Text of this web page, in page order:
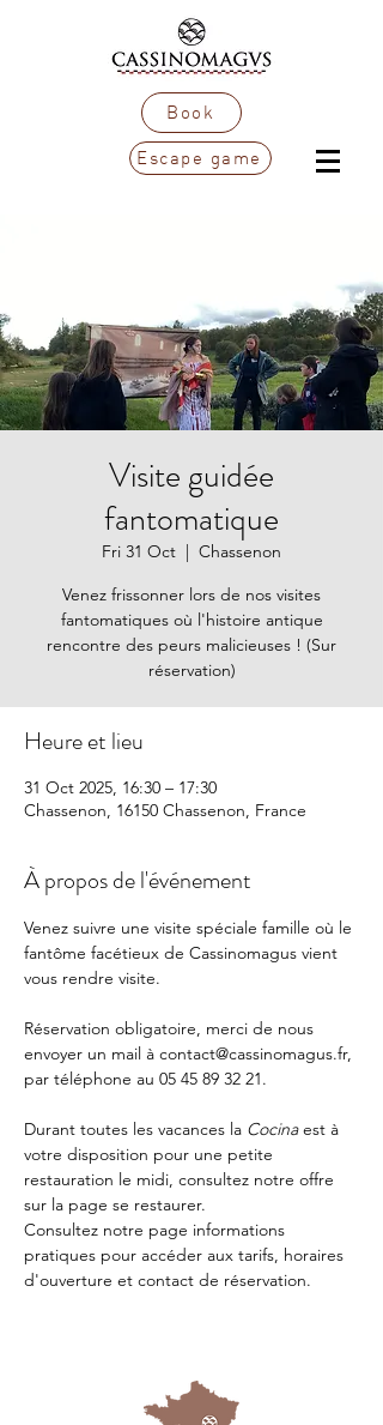
Book
Escape game
Visite guidée
fantomatique
Fri 31 Oct
  |
Chassenon
Venez frissonner lors de nos visites
fantomatiques où l'histoire antique
rencontre des peurs malicieuses ! (Sur
réservation)
Heure et lieu
31 Oct 2025, 16:30 – 17:30
Chassenon, 16150 Chassenon, France
À propos de l'événement
Venez suivre une visite spéciale famille où le
fantôme facétieux de Cassinomagus vient
vous rendre visite.
Réservation obligatoire, merci de nous
envoyer un mail à contact@cassinomagus.fr,
par téléphone au 05 45 89 32 21.
Durant toutes les vacances la Cocina est à
votre disposition pour une petite
restauration le midi, consultez notre offre
sur la page se restaurer.
Consultez notre page informations
pratiques pour accéder aux tarifs, horaires
d'ouverture et contact de réservation.